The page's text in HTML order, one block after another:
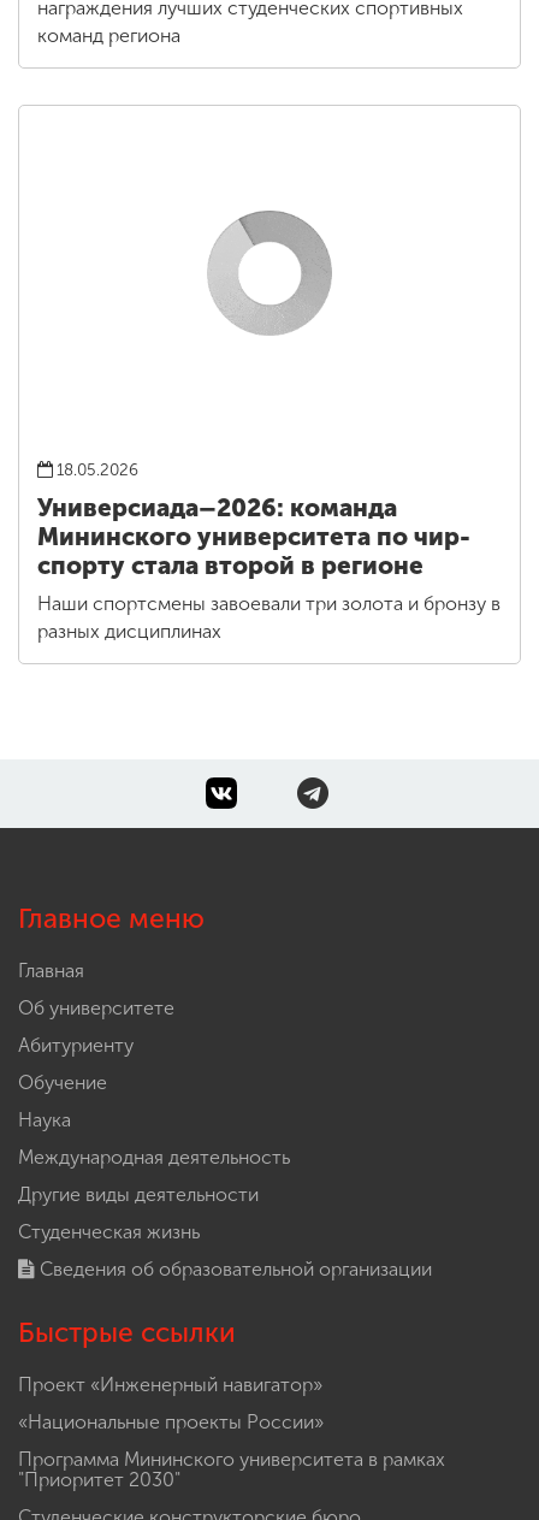
награждения лучших студенческих спортивных
команд региона
18.05.2026
Универсиада–2026: команда
Мининского университета по чир-
спорту стала второй в регионе
Наши спортсмены завоевали три золота и бронзу в
разных дисциплинах
Главное меню
Главная
Об университете
Абитуриенту
Обучение
Наука
Международная деятельность
Другие виды деятельности
Студенческая жизнь
Сведения об образовательной организации
Быстрые ссылки
Проект «Инженерный навигатор»
«Национальные проекты России»
Программа Мининского университета в рамках
"Приоритет 2030"